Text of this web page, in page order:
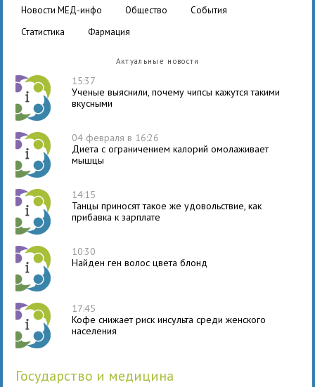
новости МЕД-инфо
общество
события
статистика
фармация
Актуальные новости
15:37
Ученые выяснили, почему чипсы кажутся такими
вкусными
04 февраля в 16:26
Диета с ограничением калорий омолаживает
мышцы
14:15
Танцы приносят такое же удовольствие, как
прибавка к зарплате
10:30
Найден ген волос цвета блонд
17:45
Кофе снижает риск инсульта среди женского
населения
государство и медицина